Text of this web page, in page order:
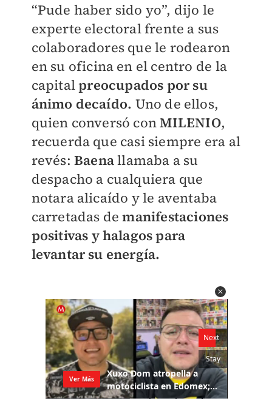
“Pude haber sido yo”, dijo le
experte electoral frente a sus
colaboradores que le rodearon
en su oficina en el centro de la
capitalpreocupados por su
ánimo decaído. Uno de ellos,
quien conversó conMILENIO,
recuerda que casi siempre era al
revés: Baenallamaba a su
despacho a cualquiera que
notara alicaído y le aventaba
carretadas demanifestaciones
positivas y halagos para
levantar su energía.